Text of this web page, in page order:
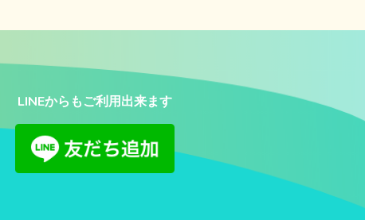
LINEからもご利用出来ます